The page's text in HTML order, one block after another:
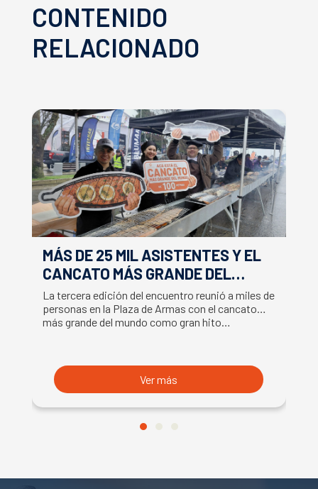
CONTENIDO
RELACIONADO
MÁS DE 25 MIL ASISTENTES Y EL
CANCATO MÁS GRANDE DEL
MUNDO MARCAN EXITOSO CIERRE
DE LA SEMANA DEL SALMÓN
La tercera edición del encuentro reunió a miles de
personas en la Plaza de Armas con el cancato
más grande del mundo como gran hito…
Ver más